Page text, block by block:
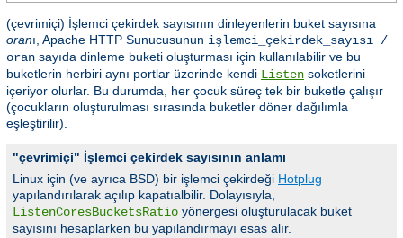
(çevrimiçi) İşlemci çekirdek sayısının dinleyenlerin buket sayısına
oranı, Apache HTTP Sunucusunun işlemci_çekirdek_sayısı /
oran sayıda dinleme buketi oluşturması için kullanılabilir ve bu
buketlerin herbiri aynı portlar üzerinde kendi Listen soketlerini
içeriyor olurlar. Bu durumda, her çocuk süreç tek bir buketle çalışır
(çocukların oluşturulması sırasında buketler döner dağılımla
eşleştirilir).
"çevrimiçi" İşlemci çekirdek sayısının anlamı
Linux için (ve ayrıca BSD) bir işlemci çekirdeği Hotplug
yapılandırılarak açılıp kapatıalbilir. Dolayısıyla,
ListenCoresBucketsRatio yönergesi oluşturulacak buket
sayısını hesaplarken bu yapılandırmayı esas alır.